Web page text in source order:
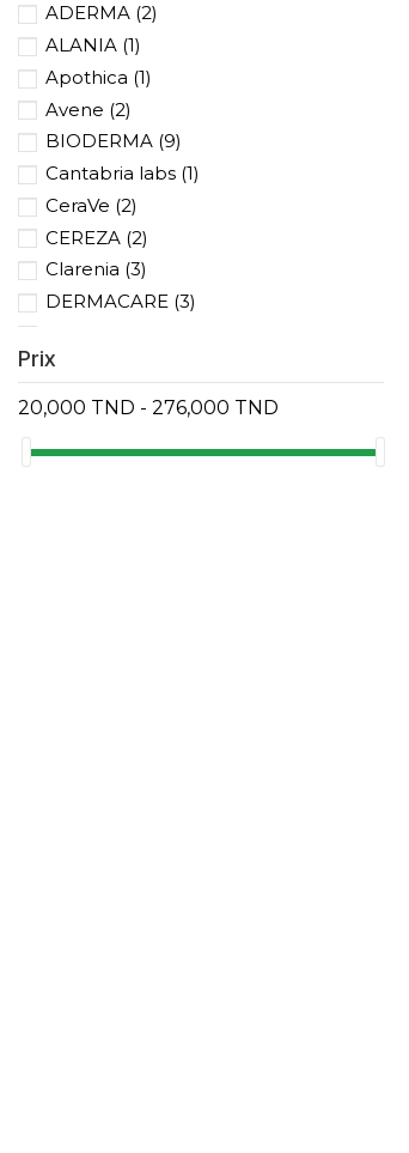
ADERMA (2)
ALANIA (1)
Apothica (1)
Avene (2)
BIODERMA (9)
Cantabria labs (1)
CeraVe (2)
CEREZA (2)
Clarenia (3)
DERMACARE (3)
DUCRAY
ENDOSKIN(1)
EUCERIN(1)
Prix
20,000 TND - 276,000 TND